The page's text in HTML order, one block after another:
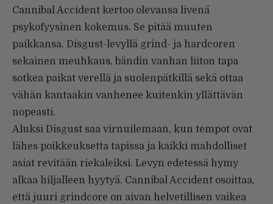
Cannibal Accident kertoo olevansa livenä
psykofyysinen kokemus. Se pitää muuten
paikkansa. Disgust-levyllä grind- ja hardcoren
sekainen meuhkaus, bändin vanhan liiton tapa
sotkea paikat verellä ja suolenpätkillä sekä ottaa
vähän kantaakin vanhenee kuitenkin yllättävän
nopeasti.
Aluksi Disgust saa virnuilemaan, kun tempot ovat
lähes poikkeuksetta tapissa ja kaikki mahdolliset
asiat revitään riekaleiksi. Levyn edetessä hymy
alkaa hiljalleen hyytyä. Cannibal Accident osoittaa,
että juuri grindcore on aivan helvetillisen vaikea